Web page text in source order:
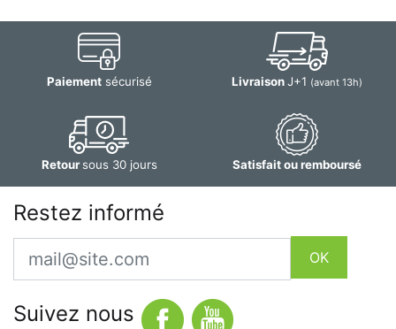
Paiementsécurisé LivraisonJ+1 (avant 13h)
Retoursous 30 jours Satisfait ou remboursé
Restez informé
Email
OK
Suivez nous